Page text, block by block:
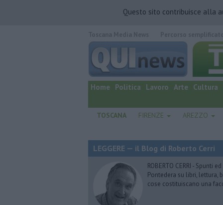
Questo sito contribuisce alla
quotidiano online.
Home Politica Lavoro Arte Cultura
TOSCANA FIRENZE AREZZO
LEGGERE — il Blog di Roberto Cerri
ROBERTO CERRI -
Pontedera su libri, lettura,
cose costituiscano una